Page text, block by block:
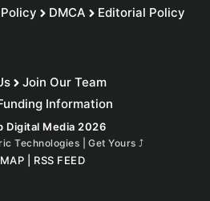
DMCA
Editorial Policy
Join Our Team
Information
Digital Media 2026
Technologies | Get Yours⤴︎
RSS FEED